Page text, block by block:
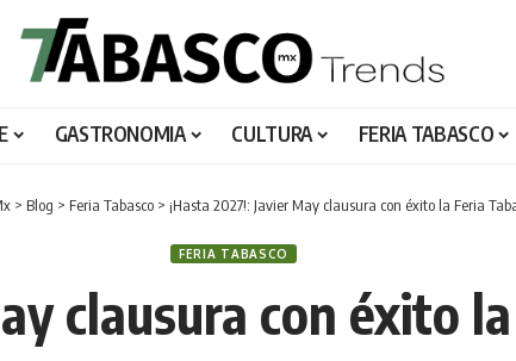
GASTRONOMIA CULTURA FERIA TABASCO
> Blog > Feria Tabasco > ¡Hasta 2027!: Javier May clausura con éxito la Feria
FERIA TABASCO
clausura con éxito